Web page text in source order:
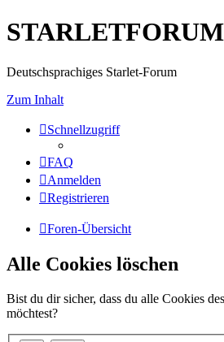
Deutschsprachiges Starlet-Forum
Zum Inhalt
Schnellzugriff
FAQ
Anmelden
Registrieren
Foren-Übersicht
Alle Cookies löschen
Bist du dir sicher, dass du alle Cookies
möchtest?